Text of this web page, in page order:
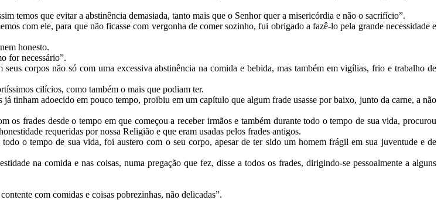
temos que evitar a abstinência demasiada, tanto mais que o Senhor quer a misericórdia e não o sacrifício”.
com ele, para que não ficasse com vergonha de comer sozinho, fui obrigado a fazê-lo pela grande necessidade e
honesto.
for necessário”.
corpos não só com uma excessiva abstinência na comida e bebida, mas também em vigílias, frio e trabalho de
cilícios, como também o mais que podiam ter.
tinham adoecido em pouco tempo, proibiu em um capítulo que algum frade usasse por baixo, junto da carne, a não
os frades desde o tempo em que começou a receber irmãos e também durante todo o tempo de sua vida, procurou
requeridas por nossa Religião e que eram usadas pelos frades antigos.
o tempo de sua vida, foi austero com o seu corpo, apesar de ter sido um homem frágil em sua juventude e de
na comida e nas coisas, numa pregação que fez, disse a todos os frades, dirigindo-se pessoalmente a alguns
com comidas e coisas pobrezinhas, não delicadas”.